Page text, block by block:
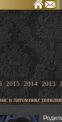
2015 2014 2013
в питомнике